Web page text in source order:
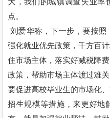
大，我们的城镇调查失业率
点。
刘爱华称，下一步，要按
强化就业优先政策，千方百
住市场主体，落实好减税降
政策，帮助市场主体渡过难
要促进高校毕业生的市场化
招生规模等措施，来更好地